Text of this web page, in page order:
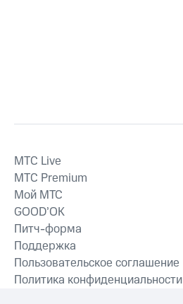
MTС Live
MTС Premium
Мой МТС
GOOD’OK
Питч-форма
Поддержка
Пользовательское соглашение
Политика конфиденциальности